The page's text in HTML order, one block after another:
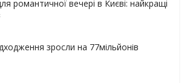
романтичної вечері в Києві: найкращі
зросли на 77мільйонів